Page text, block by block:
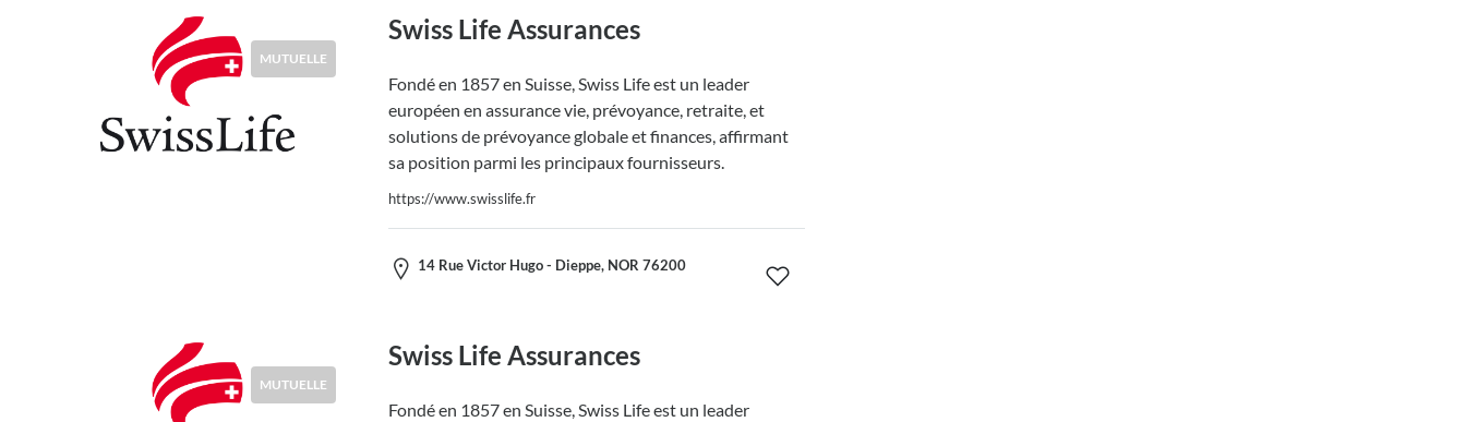
MUTUELLE
Swiss Life Assurances
Fondé en 1857 en Suisse, Swiss Life est un leader
européen en assurance vie, prévoyance, retraite, et
solutions de prévoyance globale et finances, affirmant
sa position parmi les principaux fournisseurs.
https://www.swisslife.fr
14 Rue Victor Hugo - Dieppe, NOR 76200
MUTUELLE
Swiss Life Assurances
Fondé en 1857 en Suisse, Swiss Life est un leader